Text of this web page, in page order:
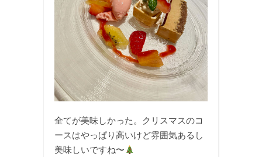
全てが美味しかった。クリスマスのコ
ースはやっぱり高いけど雰囲気あるし
美味しいですね〜